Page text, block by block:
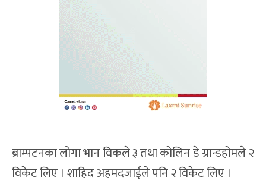
ब्राम्पटनका लोगा भान विकले ३ तथा कोलिन डे ग्रान्डहोमले २
विकेट लिए । शाहिद अहमदजाईले पनि २ विकेट लिए ।